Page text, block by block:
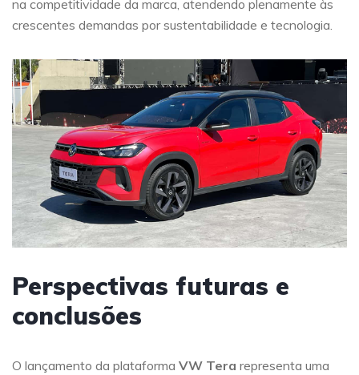
na competitividade da marca, atendendo plenamente às
crescentes demandas por sustentabilidade e tecnologia.
Perspectivas futuras e
conclusões
O lançamento da plataforma VW Tera representa uma